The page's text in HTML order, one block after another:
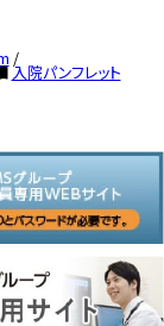
/
入院パンフレット